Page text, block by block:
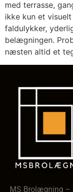
med terrasse,
ikke kun et
faldulykker,
belægningen.
næsten altid et
MS Brolægning